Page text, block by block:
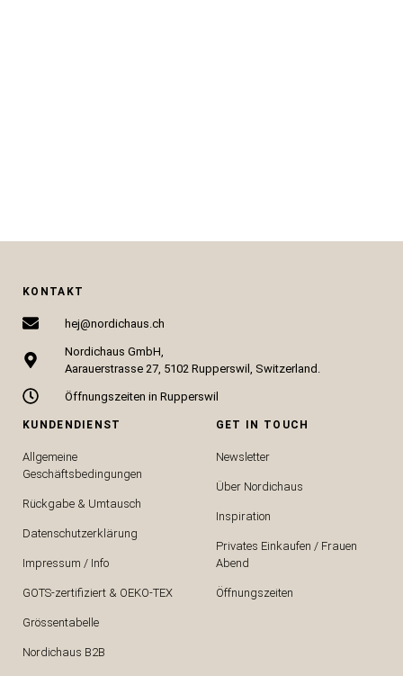
KONTAKT
hej@nordichaus.ch
Nordichaus GmbH,
Aarauerstrasse 27, 5102 Rupperswil, Switzerland.
Öffnungszeiten in Rupperswil
KUNDENDIENST
Allgemeine
Geschäftsbedingungen
Rückgabe & Umtausch
Datenschutzerklärung
Impressum / Info
GOTS-zertifiziert & OEKO-TEX
Grössentabelle
Nordichaus B2B
GET IN TOUCH
Newsletter
Über Nordichaus
Inspiration
Privates Einkaufen / Frauen
Abend
Öffnungszeiten